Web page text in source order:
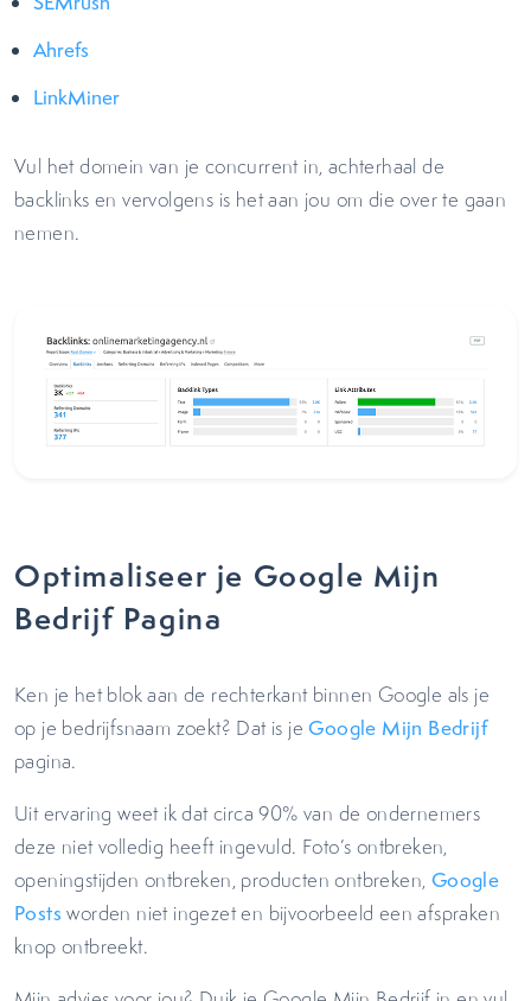
Ahrefs
LinkMiner
Vul het domein van je concurrent in, achterhaal de
backlinks en vervolgens is het aan jou om die over te gaan
nemen.
Optimaliseer je Google Mijn
Bedrijf Pagina
Ken je het blok aan de rechterkant binnen Google als je
op je bedrijfsnaam zoekt? Dat is jeGoogle Mijn Bedrijf
pagina.
Uit ervaring weet ik dat circa 90% van de ondernemers
deze niet volledig heeft ingevuld. Foto’s ontbreken,
openingstijden ontbreken, producten ontbreken, Google
Posts worden niet ingezet en bijvoorbeeld een afspraken
knop ontbreekt.